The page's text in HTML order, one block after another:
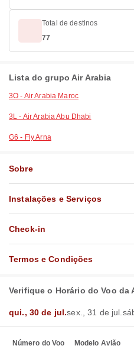
Total de destinos
77
Lista do grupo Air Arabia
3O - Air Arabia Maroc
3L - Air Arabia Abu Dhabi
G6 - Fly Arna
Sobre
Instalações e Serviços
Check-in
Termos e Condições
Verifique o Horário do Voo da
qui., 30 de jul.sex., 31 de jul.
Número do Voo Modelo Avião